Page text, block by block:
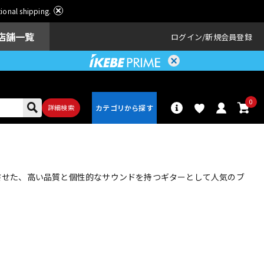
shipping.
舗一覧 ログイン 新規会員登録
詳細検索
0
ン
た、高い品質と個性的なサウンドを持つギターとして人気のブ